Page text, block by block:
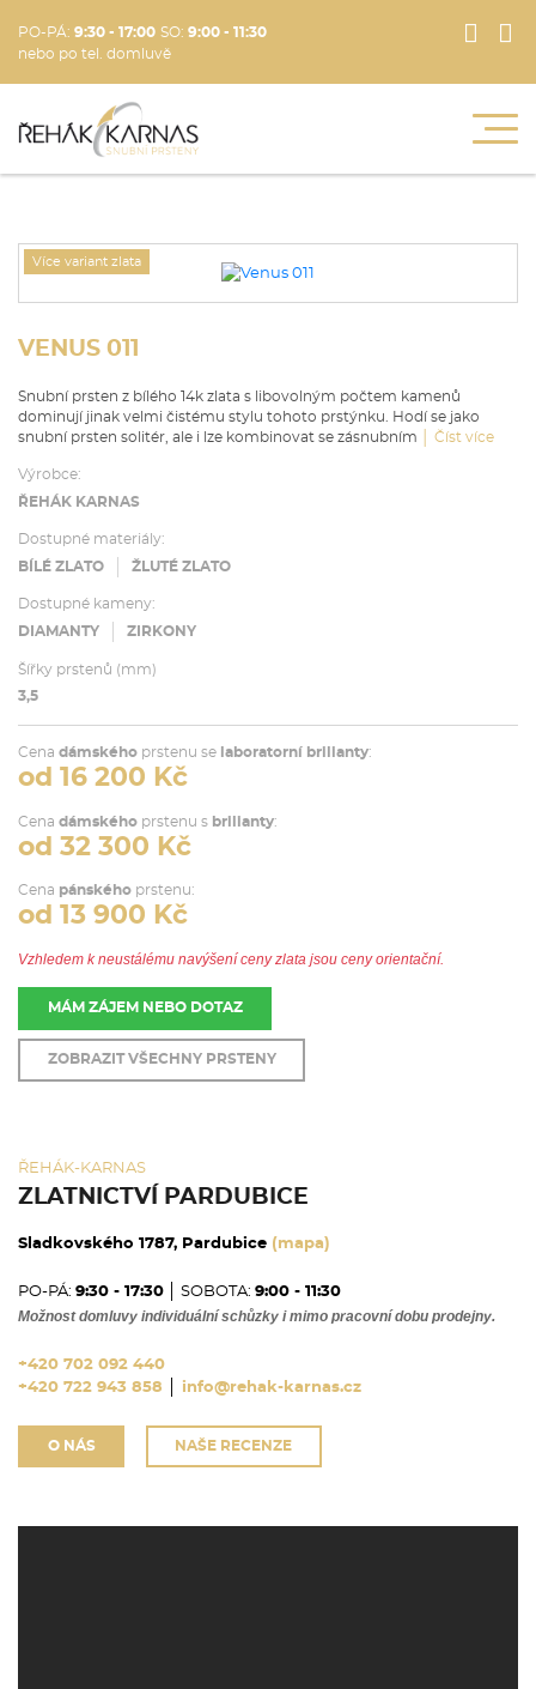
PO-PÁ: 9:30 - 17:00 SO: 9:00 - 11:30
nebo po tel. domluvě
Více variant zlata
VENUS 011
Snubní prsten z bílého 14k zlata s libovolným počtem kamenů
dominují jinak velmi čistému stylu tohoto prstýnku. Hodí se jako
snubní prsten solitér, ale i lze kombinovat se zásnubním
Výrobce:
ŘEHÁK KARNAS
Dostupné materiály:
BÍLÉ ZLATO
ŽLUTÉ ZLATO
Dostupné kameny:
DIAMANTY
ZIRKONY
Šířky prstenů (mm)
3,5
Cena dámského prstenu se laboratorní brilianty:
od 16 200 Kč
Cena dámského prstenu s brilianty:
od 32 300 Kč
Cena pánského prstenu:
od 13 900 Kč
Vzhledem k neustálému navýšení ceny zlata jsou ceny orientační.
MÁM ZÁJEM NEBO DOTAZ
ZOBRAZIT VŠECHNY PRSTENY
ŘEHÁK-KARNAS
ZLATNICTVÍ PARDUBICE
Sladkovského 1787, Pardubice (mapa)
PO-PÁ: 9:30 - 17:30 │ SOBOTA: 9:00 - 11:30
Možnost domluvy individuální schůzky i mimo pracovní dobu prodejny.
+420 702 092 440
+420 722 943 858
info@rehak-karnas.cz
O NÁS NAŠE RECENZE